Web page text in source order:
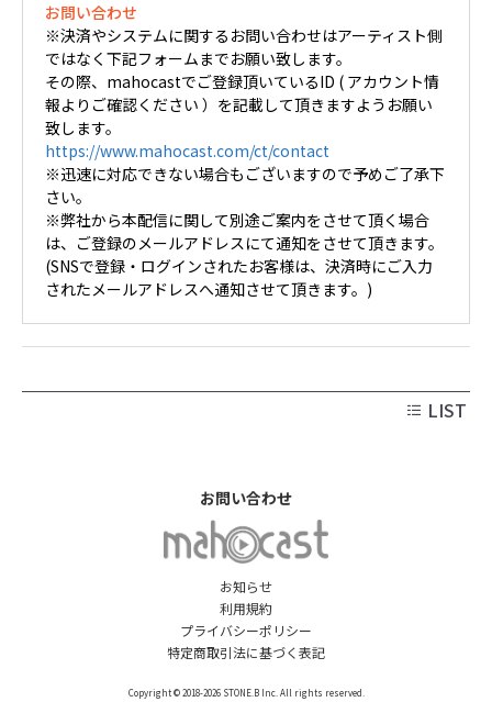
お問い合わせ
※決済やシステムに関するお問い合わせはアーティスト側
ではなく下記フォームまでお願い致します。
その際、mahocastでご登録頂いているID ( アカウント情
報よりご確認ください ）を記載して頂きますようお願い
致します。
https://www.mahocast.com/ct/contact
※迅速に対応できない場合もございますので予めご了承下
さい。
※弊社から本配信に関して別途ご案内をさせて頂く場合
は、ご登録のメールアドレスにて通知をさせて頂きます。
(SNSで登録・ログインされたお客様は、決済時にご入力
されたメールアドレスへ通知させて頂きます。)
LIST
お知らせ
利用規約
プライバシーポリシー
特定商取引法に基づく表記
お問い合わせ
Copyright © 2018-2026 STONE.B Inc. All rights reserved.